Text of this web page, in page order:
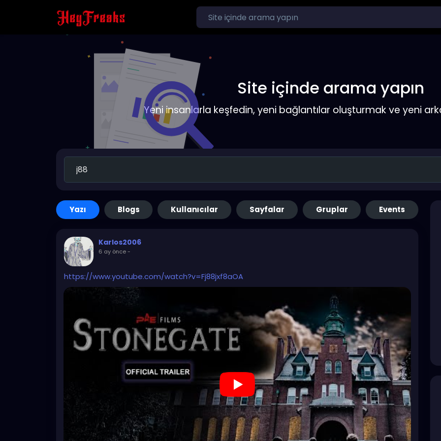
Site içinde arama yapın
Yeni insanlarla keşfedin, yeni bağlantılar oluşturmak ve yeni
Yazı Blogs Kullanıcılar Sayfalar Gruplar Events
Karlos2006
6 ay önce-
https://www.youtube.com/watch?v=Fj88jxf8aOA